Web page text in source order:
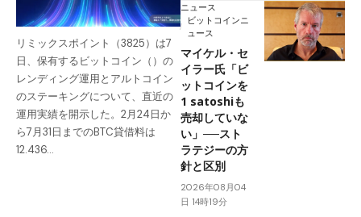
リミックスポイント（3825）は7
日、保有するビットコイン（）の
レンディング運用とアルトコイン
のステーキングについて、直近の
運用実績を開示した。2月24日か
ら7月31日までのBTC貸借料は
12.436…
ニュース
ビットコインニ
ュース
マイケル・セ
イラー氏「ビ
ットコインを
1 satoshiも
売却していな
い」──スト
ラテジーの方
針と区別
2026年08月04
日 14時19分